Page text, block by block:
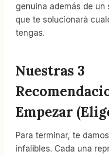
genuina además de
que te solucionará
tengas.
Nuestras 3
Empezar
Para terminar, te
infalibles. Cada una